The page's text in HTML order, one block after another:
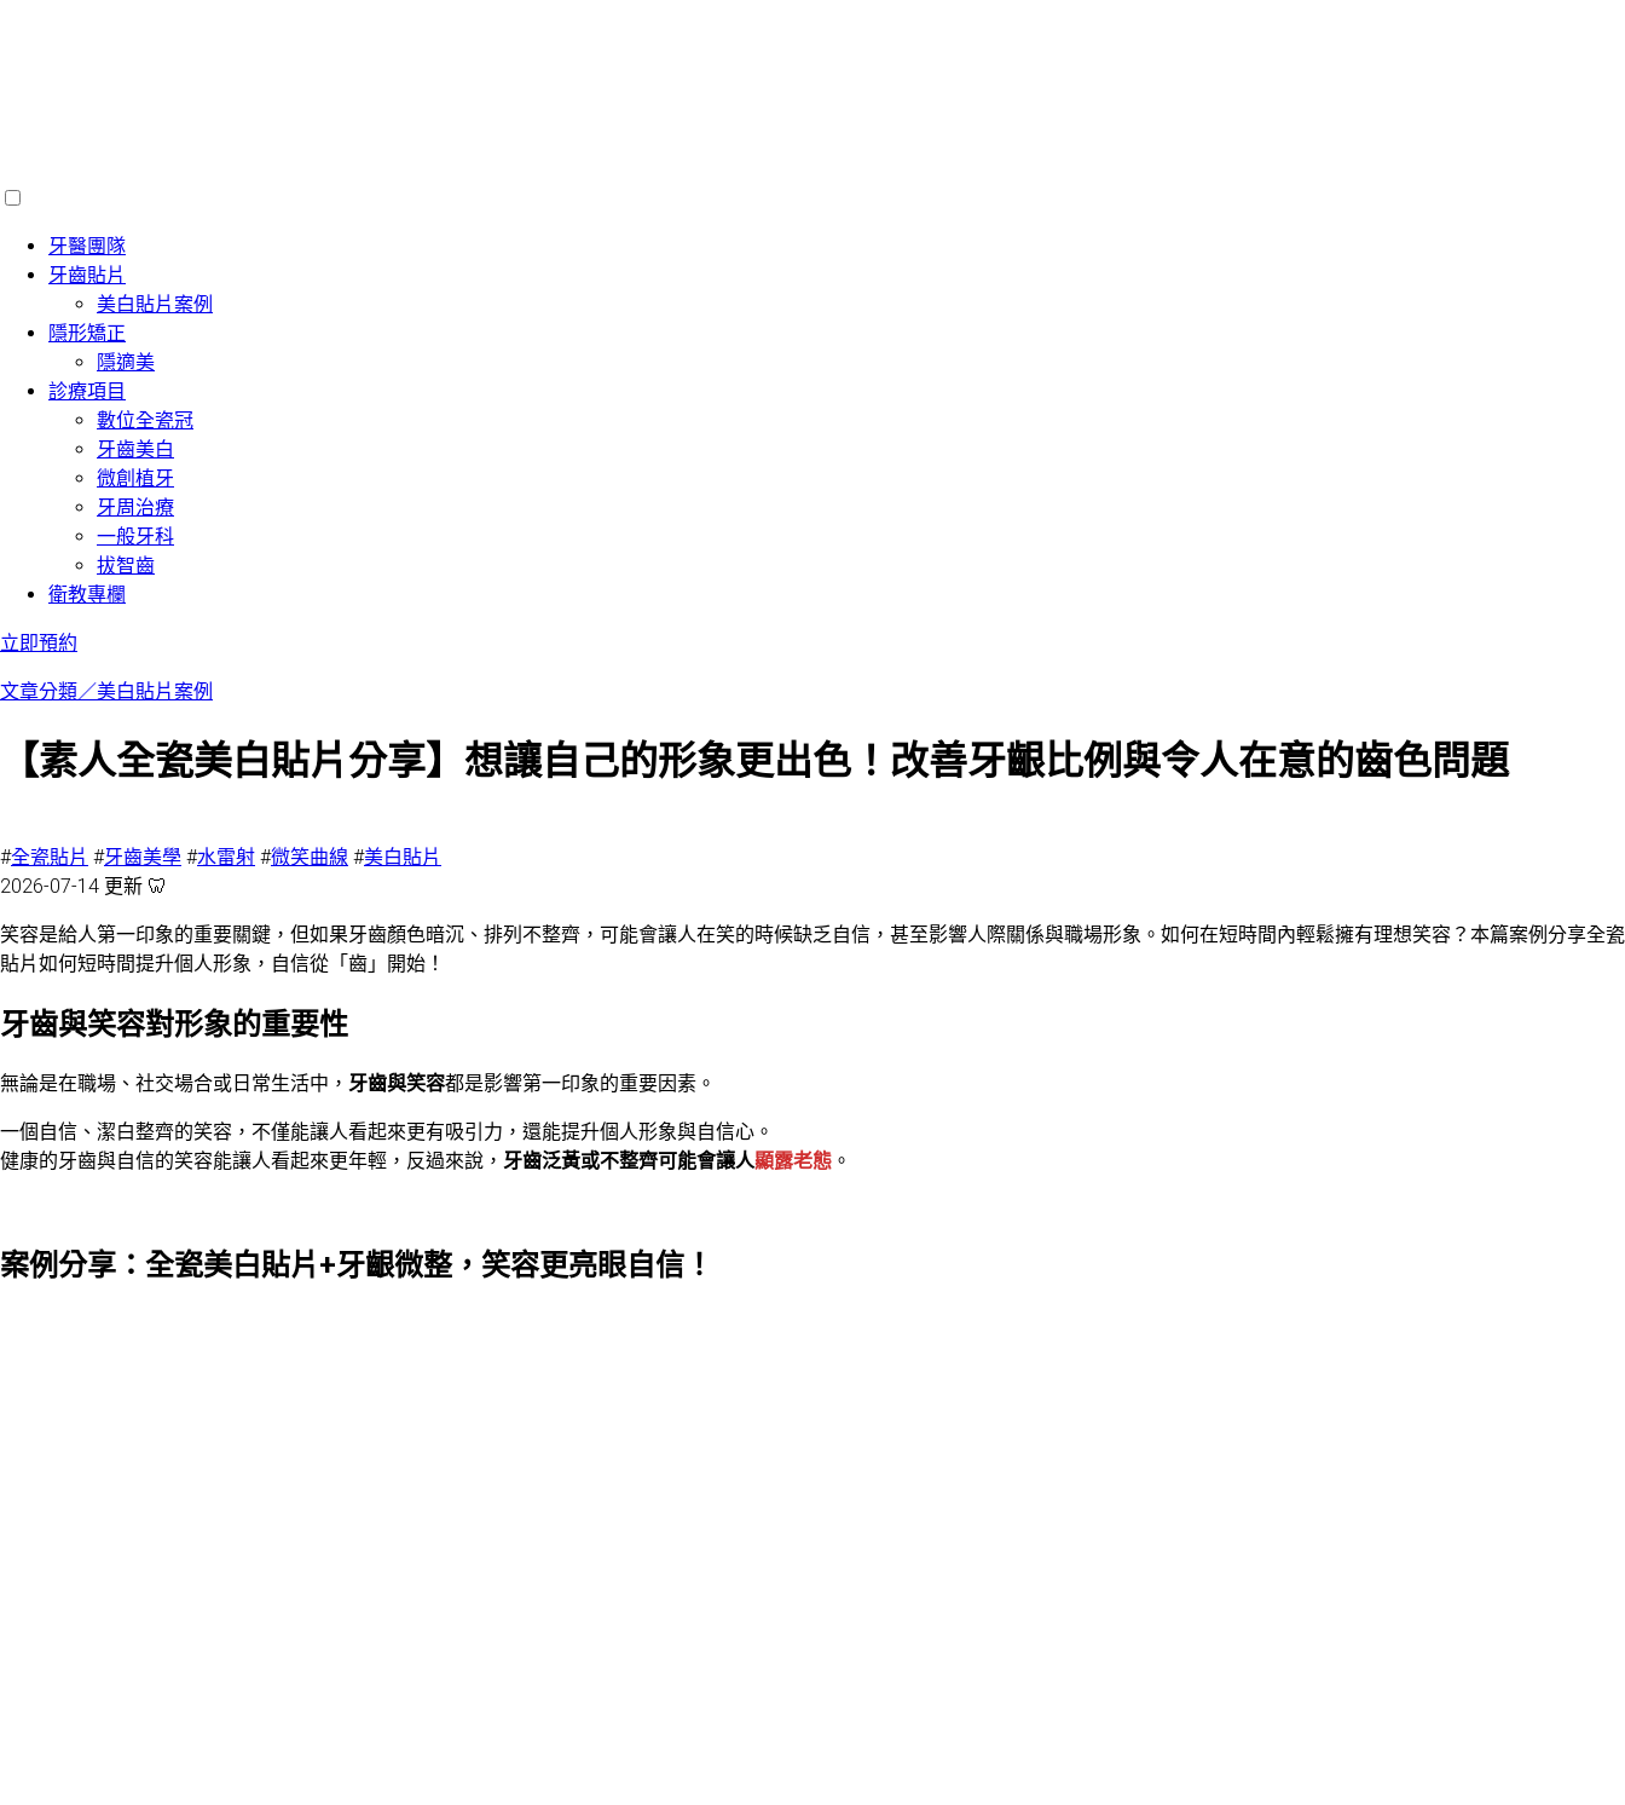
牙醫團隊
牙齒貼片
美白貼片案例
隱形矯正
隱適美
診療項目
數位全瓷冠
牙齒美白
微創植牙
牙周治療
一般牙科
拔智齒
衛教專欄
立即預約
文章分類／美白貼片案例
【素人全瓷美白貼片分享】想讓自己的形象更出色！改善牙齦比例與令人在意的齒色問題
#全瓷貼片 #牙齒美學 #水雷射 #微笑曲線 #美白貼片
2026-07-14 更新 🦷
笑容是給人第一印象的重要關鍵，但如果牙齒顏色暗沉、排列不整齊，可能會讓人在笑的時候缺乏自信，甚至影響人際關係與職場形象。如何在短時間內輕鬆擁有理想笑容？本篇案例分享全瓷
貼片如何短時間提升個人形象，自信從「齒」開始！
牙齒與笑容對形象的重要性
無論是在職場、社交場合或日常生活中， 牙齒與笑容都是影響第一印象的重要因素。
一個自信、潔白整齊的笑容，不僅能讓人看起來更有吸引力，還能提升個人形象與自信心。
健康的牙齒與自信的笑容能讓人看起來更年輕，反過來說， 牙齒泛黃或不整齊可能會讓人顯露老態 。
案例分享：全瓷美白貼片+牙齦微整，笑容更亮眼自信！